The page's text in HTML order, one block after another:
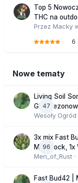
Top 5
THC na
Przez Macky
6
Nowe tematy
47
Living Soil
GHS
Wesoły
96
3x mix Fast
Moonrock,
Men_of_Rust
Fast Bud42 |